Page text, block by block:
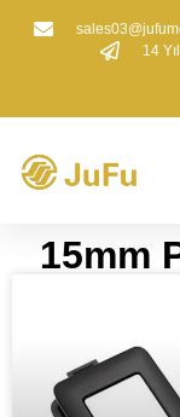
​14
​15mm